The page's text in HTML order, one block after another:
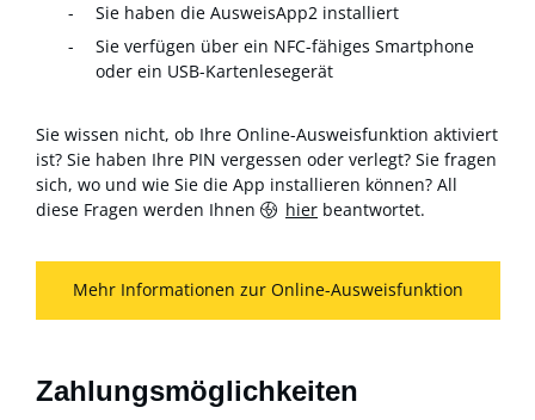
Sie haben die AusweisApp2 installiert
Sie verfügen über ein NFC-fähiges Smartphone
oder ein USB-Kartenlesegerät
Sie wissen nicht, ob Ihre Online-Ausweisfunktion aktiviert
ist? Sie haben Ihre PIN vergessen oder verlegt? Sie fragen
sich, wo und wie Sie die App installieren können? All
diese Fragen werden Ihnen
hier beantwortet.
Mehr Informationen zur Online-Ausweisfunktion
Zahlungsmöglichkeiten